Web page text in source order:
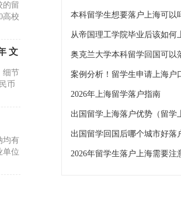
的留
高校
文
细节
币
均有
单位
从帝国理工学院毕业后该如何
奥克兰大学本科留学回国可以
2026年上海留学落户指南
出国留学上海落户优势（留学
2026年留学生落户上海需要注